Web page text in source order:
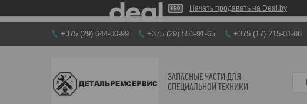
Начать продавать на Deal.by
+375 (29) 644-00-99 +375 (29) 553-91-65 +375 (17) 215-01-08
ЗАПАСНЫЕ ЧАСТИ ДЛЯ
СПЕЦИАЛЬНОЙ ТЕХНИКИ